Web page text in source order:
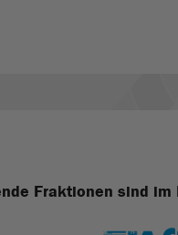
Fraktionen sind im